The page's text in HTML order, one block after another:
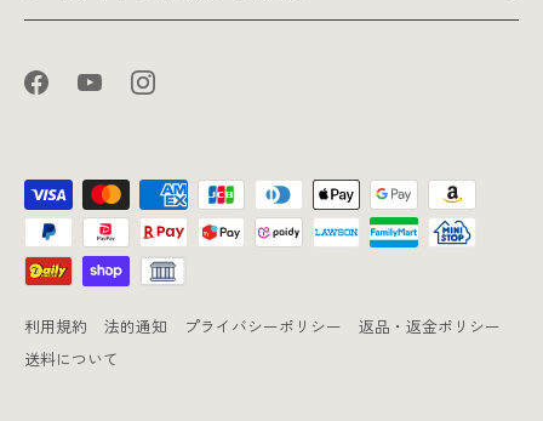
利用規約 法的通知 プライバシーポリシー
返品・返金ポリシー
送料について